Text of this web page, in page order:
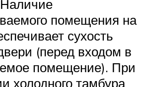
помещения на
сухость
(перед входом в
помещение). При
холодного тамбура